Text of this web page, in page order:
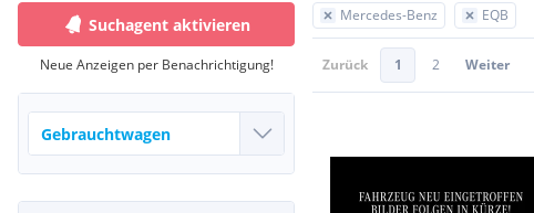
Mercedes-Benz EQB
Zurück 1 2 Weiter
Suchagent aktivieren
Neue Anzeigen per Benachrichtigung!